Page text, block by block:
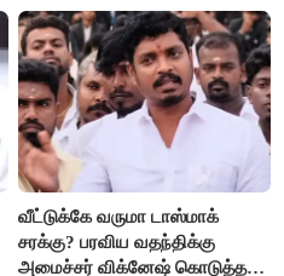
வீட்டுக்கே வருமா டாஸ்மாக்
சரக்கு? பரவிய வதந்திக்கு
அமைச்சர் விக்னேஷ் கொடுத்த